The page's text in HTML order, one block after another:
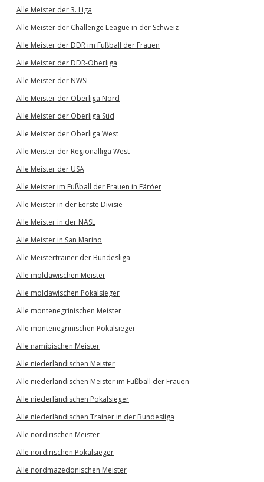
Alle Meister der 3. Liga
Alle Meister der Challenge League in der Schweiz
Alle Meister der DDR im Fußball der Frauen
Alle Meister der DDR-Oberliga
Alle Meister der NWSL
Alle Meister der Oberliga Nord
Alle Meister der Oberliga Süd
Alle Meister der Oberliga West
Alle Meister der Regionalliga West
Alle Meister der USA
Alle Meister im Fußball der Frauen in Färöer
Alle Meister in der Eerste Divisie
Alle Meister in der NASL
Alle Meister in San Marino
Alle Meistertrainer der Bundesliga
Alle moldawischen Meister
Alle moldawischen Pokalsieger
Alle montenegrinischen Meister
Alle montenegrinischen Pokalsieger
Alle namibischen Meister
Alle niederländischen Meister
Alle niederländischen Meister im Fußball der Frauen
Alle niederländischen Pokalsieger
Alle niederländischen Trainer in der Bundesliga
Alle nordirischen Meister
Alle nordirischen Pokalsieger
Alle nordmazedonischen Meister